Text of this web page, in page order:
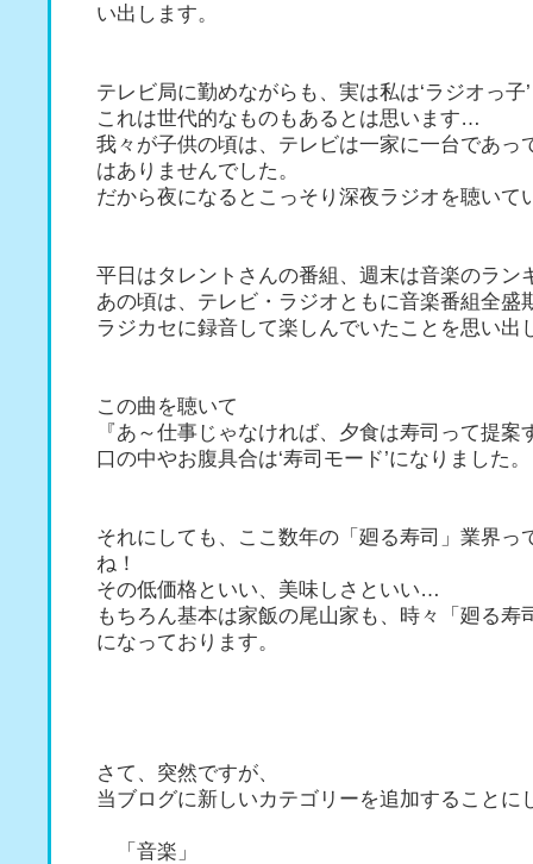
い出します。
テレビ局に勤めながらも、実は私は‘ラジオっ子’
これは世代的なものもあるとは思います…
我々が子供の頃は、テレビは一家に一台であっ
はありませんでした。
だから夜になるとこっそり深夜ラジオを聴いて
平日はタレントさんの番組、週末は音楽のラン
あの頃は、テレビ・ラジオともに音楽番組全盛
ラジカセに録音して楽しんでいたことを思い出
この曲を聴いて
『あ～仕事じゃなければ、夕食は寿司って提
口の中やお腹具合は‘寿司モード’になりました。
それにしても、ここ数年の「廻る寿司」業界っ
ね！
その低価格といい、美味しさといい…
もちろん基本は家飯の尾山家も、時々「廻る寿
になっております。
さて、突然ですが、
当ブログに新しいカテゴリーを追加することに
「音楽」